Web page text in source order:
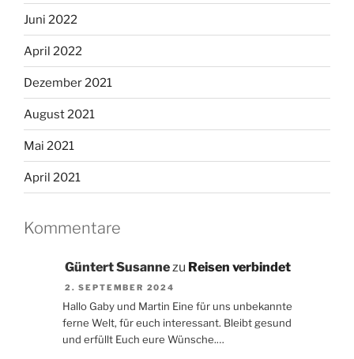
Juni 2022
April 2022
Dezember 2021
August 2021
Mai 2021
April 2021
Kommentare
Güntert Susanne zu Reisen verbindet
2. SEPTEMBER 2024
Hallo Gaby und Martin Eine für uns unbekannte
ferne Welt, für euch interessant. Bleibt gesund
und erfüllt Euch eure Wünsche.…